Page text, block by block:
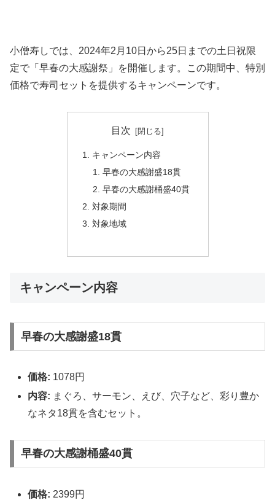
小僧寿しでは、2024年2月10日から25日までの土日祝限
定で「早春の大感謝祭」を開催します。この期間中、特別
価格で寿司セットを提供するキャンペーンです。
目次
キャンペーン内容
早春の大感謝盛18貫
早春の大感謝桶盛40貫
対象期間
対象地域
キャンペーン内容
早春の大感謝盛18貫
価格: 1078円
内容: まぐろ、サーモン、えび、穴子など、彩り豊か
なネタ18貫を含むセット。
早春の大感謝桶盛40貫
価格: 2399円